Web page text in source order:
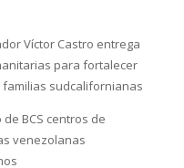
Víctor Castro entrega
para fortalecer
sudcalifornianas
BCS centros de
venezolanas